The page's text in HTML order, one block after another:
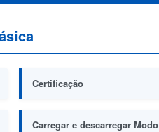
Certificação
Carregar e descarregar Modo